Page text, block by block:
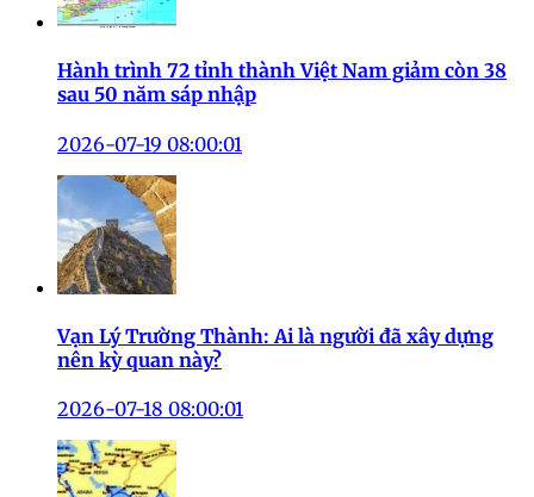
Hành trình 72 tỉnh thành Việt Nam giảm còn 38
sau 50 năm sáp nhập
2026-07-19 08:00:01
Vạn Lý Trường Thành: Ai là người đã xây dựng
nên kỳ quan này?
2026-07-18 08:00:01